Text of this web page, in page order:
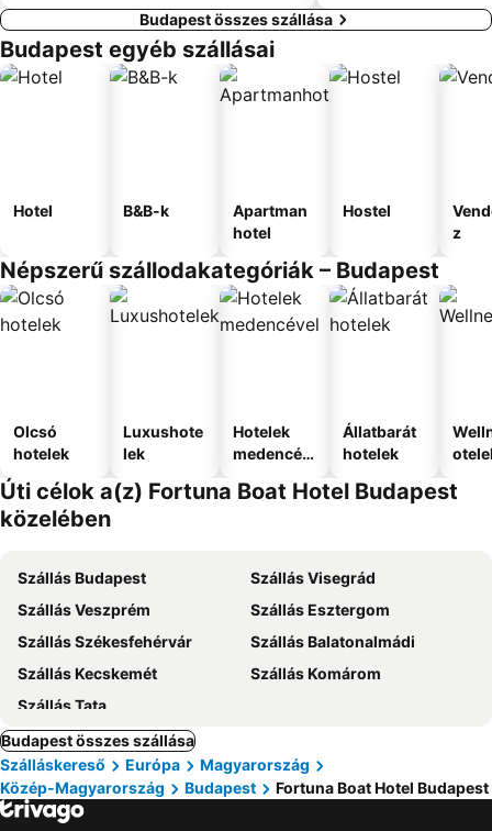
Budapest összes szállása
Budapest egyéb szállásai
Hotel B&B-k
Apartman
hotel
Hostel
z
Népszerű szállodakategóriák – Budapest
Olcsó
hotelek
Luxushote
lek
Hotelek
medencév
Állatbarát
hotelek
Úti célok a(z) Fortuna Boat Hotel Budapest
közelében
Szállás Budapest
Szállás Visegrád
Szállás Veszprém
Szállás Esztergom
Szállás Székesfehérvár
Szállás Balatonalmádi
Szállás Kecskemét
Szállás Komárom
Szállás Tata
Budapest összes szállása
Szálláskereső
Európa
Magyarország
Közép-Magyarország
Budapest Fortuna Boat Hotel Budapest